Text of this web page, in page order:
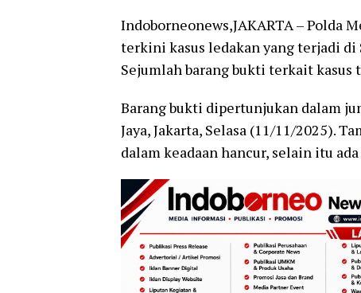
Indoborneonews,JAKARTA – Polda
terkini kasus ledakan yang terjadi di
Sejumlah barang bukti terkait
Barang bukti dipertunjukan dalam
Jaya, Jakarta, Selasa (11/11/2025).
dalam keadaan hancur, selain itu